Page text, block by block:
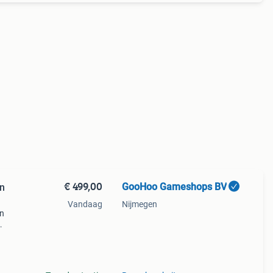
€ 499,00
Vandaag
GooHoo Gameshops BV
Nijmegen